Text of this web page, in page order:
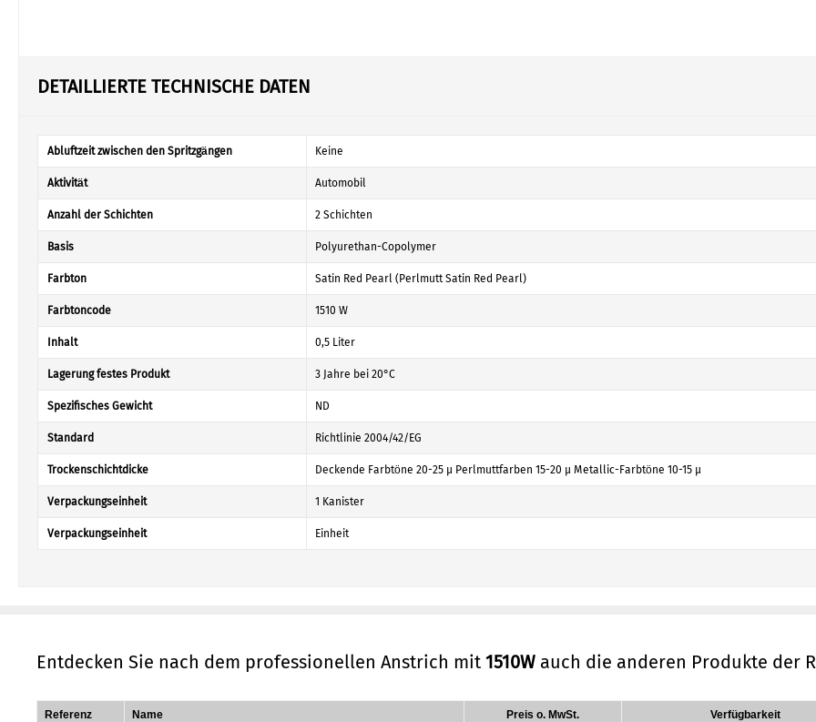
DETAILLIERTE TECHNISCHE DATEN
Abluftzeit zwischen den Spritzgängen Keine
Aktivität Automobil
Anzahl der Schichten 2 Schichten
Basis Polyurethan-Copolymer
Farbton Satin Red Pearl (Perlmutt Satin Red Pearl)
Farbtoncode 1510 W
Inhalt 0,5 Liter
Lagerung festes Produkt 3 Jahre bei 20°C
Spezifisches Gewicht ND
Standard Richtlinie 2004/42/EG
Trockenschichtdicke Deckende Farbtöne 20-25 µ Perlmuttfarben 15-20 µ Metallic-Farbtöne 10-15 µ
Verpackungseinheit 1 Kanister
Verpackungseinheit Einheit
Entdecken Sie nach dem professionellen Anstrich mit 1510W auch die anderen Produkte der
Referenz Name Preis o. MwSt. Verfügbarkeit